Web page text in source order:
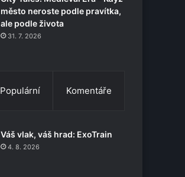
město neroste podle pravítka,
ale podle života
31. 7. 2026
Populární Komentáře
Váš vlak, váš hrad: ExoTrain
4. 8. 2026